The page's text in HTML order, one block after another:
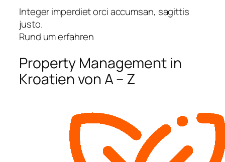
Integer imperdiet orci accumsan, sagittis
justo.
Rund um erfahren
Property Management in
Kroatien von A – Z